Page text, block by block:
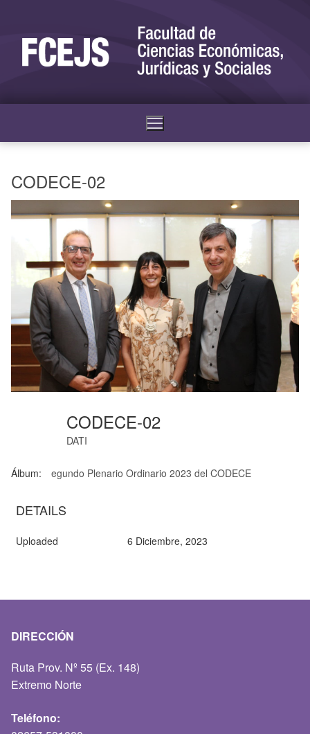
CODECE-02
CODECE-02
DATI
Álbum: egundo Plenario Ordinario 2023 del CODECE
DETAILS
Uploaded 6 Diciembre, 2023
DIRECCIÓN
Ruta Prov. Nº 55 (Ex. 148)
Extremo Norte
Teléfono: